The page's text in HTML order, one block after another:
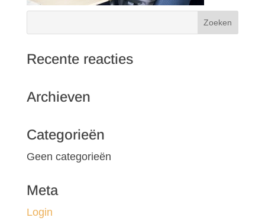
Recente reacties
Archieven
Categorieën
Geen categorieën
Meta
Login